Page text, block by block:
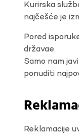
Kurirska
najčešće je
Pored
državae.
Samo nam
ponuditi
Reklamacije